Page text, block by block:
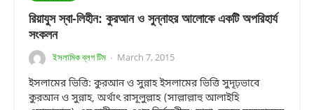
রিয়াযুস স্বা-লিহীন: কুরআন ও সুন্নাহর আলোকে একটি অপরিহার্য
সংকলন
ইসলামিক ব্লগ টিম · March 7, 2015
ইসলামের ভিত্তি: কুরআন ও সুন্নাহ ইসলামের ভিত্তি সুদৃঢ়ভাবে
কুরআন ও সুন্নাহ, অর্থাৎ রাসূলুল্লাহ (সাল্লাল্লাহু আলাইহি